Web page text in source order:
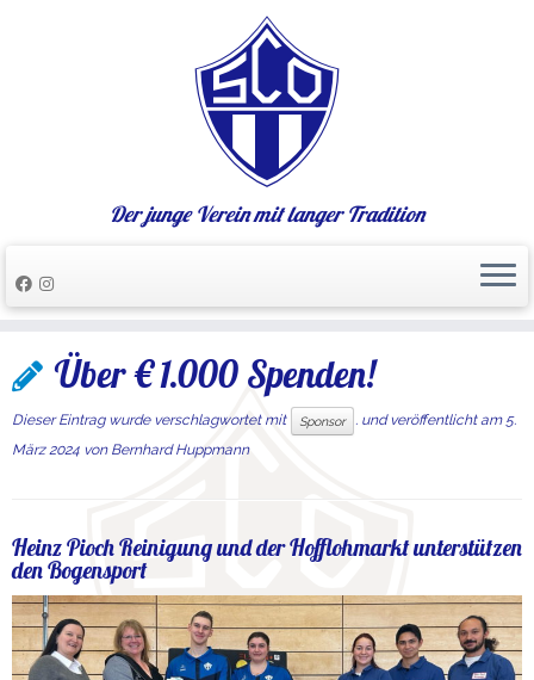
Inhalt
springen
Der junge Verein mit langer Tradition
Über € 1.000 Spenden!
Dieser Eintrag wurde verschlagwortet mit Sponsor . und veröffentlicht am 5.
März 2024 von Bernhard Huppmann
Heinz Pioch Reinigung und der Hofflohmarkt unterstützen
den Bogensport